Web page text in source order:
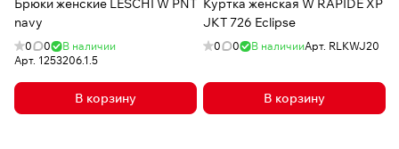
Брюки женские LESCHI W PNT
navy
0 0
В наличии
Арт. 1253206.1.5
В корзину
Куртка женская W RAPIDE XP
JKT 726 Eclipse
0 0 В наличииАрт. RLKWJ20
В корзину